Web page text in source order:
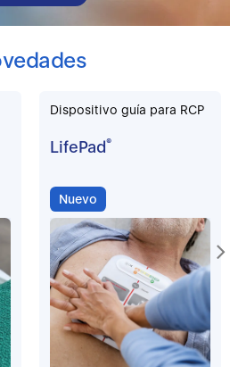
Dispositivo guía para RCP
LifePad®
Nuevo